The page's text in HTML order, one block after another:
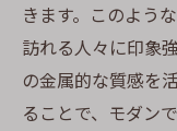
きます。このよう
訪れる人々に印象
の金属的な質感を
ることで、モダン